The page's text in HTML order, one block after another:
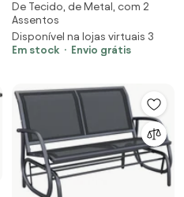
Lugares Almofada Confortável
Toldo Ajustável Terraço Pátio
Relaxamento 240kg
170x110x153cm Verde Branco |
De Tecido, de Metal, com 2
Assentos
Disponível na lojas virtuais 3
Em stock
Envio grátis